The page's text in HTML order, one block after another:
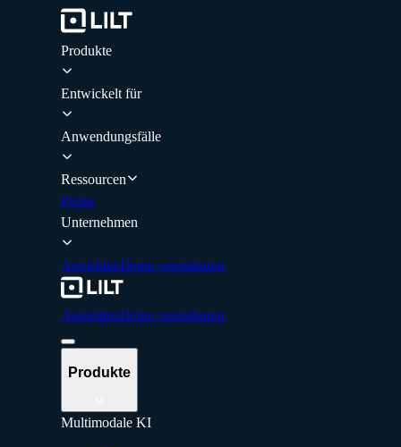
Produkte
Entwickelt für
Anwendungsfälle
Ressourcen
Preise
Unternehmen
AnmeldenDemo vereinbaren
AnmeldenDemo vereinbaren
Produkte
Multimodale KI